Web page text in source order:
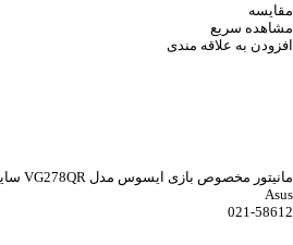
مقایسه
مشاهده سریع
افزودن به علاقه مندی
مانیتور مخصوص بازی ایسوس مدل VG278QR سایز 27 اینچ
Asus
021-58612